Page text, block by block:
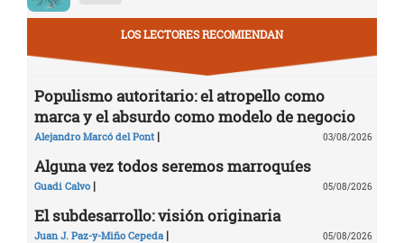
LOS LECTORES RECOMIENDAN
Populismo autoritario: el atropello como
marca y el absurdo como modelo de negocio
Alejandro Marcó del Pont | 03/08/2026
Alguna vez todos seremos marroquíes
Guadi Calvo | 05/08/2026
El subdesarrollo: visión originaria
Juan J. Paz-y-Miño Cepeda | 05/08/2026